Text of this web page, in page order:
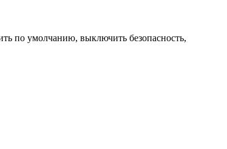
по умолчанию, выключить безопасность,